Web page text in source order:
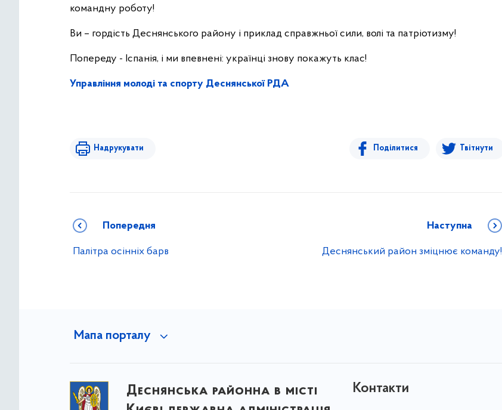
командну роботу!
Ви – гордість Деснянського району і приклад справжньої сили, волі та патріотизму!
Попереду - Іспанія, і ми впевнені: українці знову покажуть клас!
Управління молоді та спорту Деснянської РДА
Надрукувати Поділитися Твітнути
Попередня
Палітра осінніх барв
Наступна
Деснянський район зміцнює команду!
Мапа порталу
Деснянська районна в місті
Контакти